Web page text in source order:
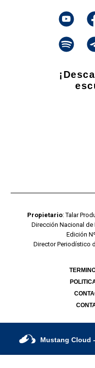
Propietario: Talar
Dirección Nacional de
Edición
Director Periodístico
Mustang Cloud